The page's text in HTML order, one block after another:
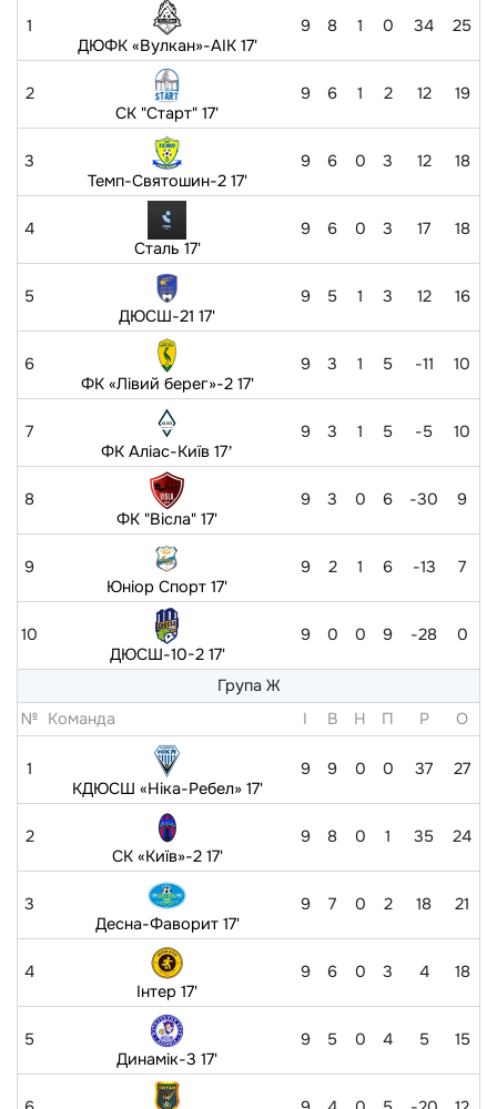
1
ДЮФК «Вулкан»-АІК 17'
9 8 1 0 34 25
2
СК "Старт" 17'
9 6 1 2 12 19
3
Темп-Святошин-2 17'
9 6 0 3 12 18
4
Сталь 17'
9 6 0 3 17 18
5
ДЮСШ-21 17'
9 5 1 3 12 16
6
ФК «Лівий берег»-2 17'
9 3 1 5 -11 10
7
ФК Аліас-Київ 17ʼ
9 3 1 5 -5 10
8
ФК "Вісла" 17'
9 3 0 6 -30 9
9
Юніор Спорт 17'
9 2 1 6 -13 7
10
ДЮСШ-10-2 17'
9 0 0 9 -28 0
Група Ж
№ Команда I В Н П Р O
1
КДЮСШ «Ніка-Ребел» 17'
9 9 0 0 37 27
2
СК «Київ»-2 17'
9 8 0 1 35 24
3
Десна-Фаворит 17'
9 7 0 2 18 21
4
Інтер 17'
9 6 0 3 4 18
5
Динамік-3 17'
9 5 0 4 5 15